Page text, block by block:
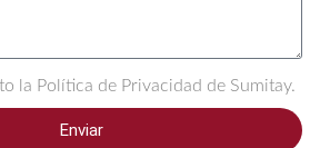
la Política de Privacidad de Sumitay.
Enviar